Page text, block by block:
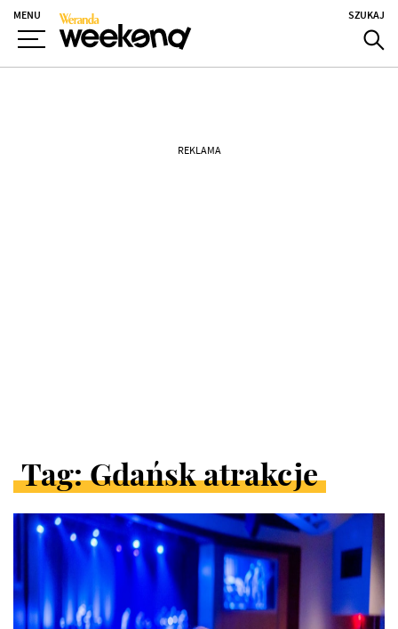
MENU SZUKAJ
REKLAMA
Tag: Gdańsk atrakcje
ARTYKUŁY
W
KATEGORII